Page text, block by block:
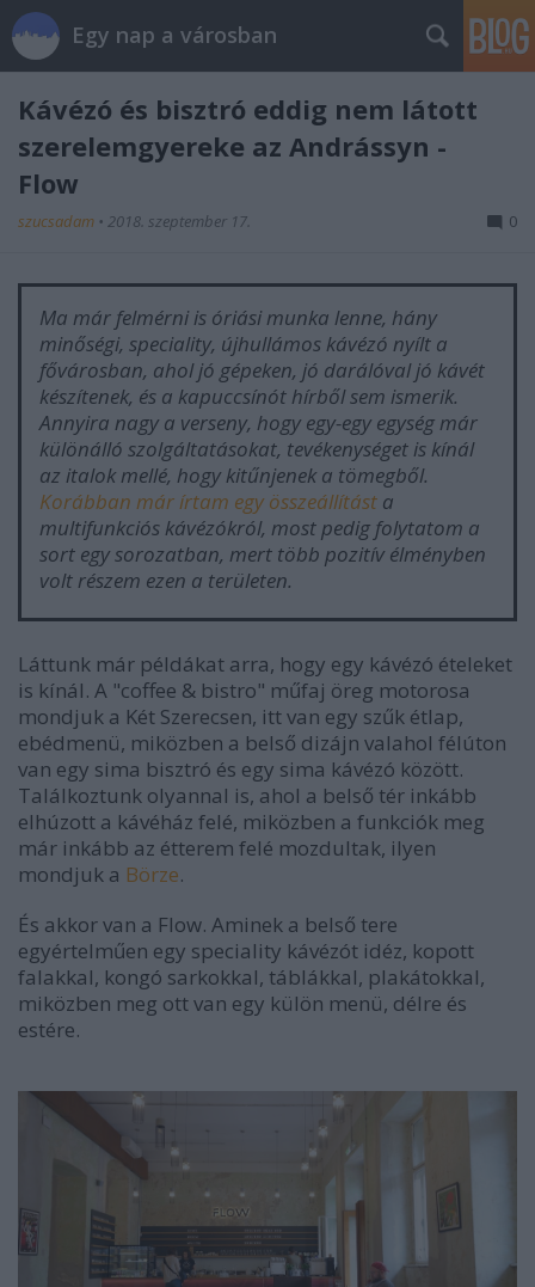
Egy nap a városban
Kávézó és bisztró eddig nem látott
szerelemgyereke az Andrássyn -
Flow
szucsadam • 2018. szeptember 17. 0
Ma már felmérni is óriási munka lenne, hány
minőségi, speciality, újhullámos kávézó nyílt a
fővárosban, ahol jó gépeken, jó darálóval jó kávét
készítenek, és a kapuccsínót hírből sem ismerik.
Annyira nagy a verseny, hogy egy-egy egység már
különálló szolgáltatásokat, tevékenységet is kínál
az italok mellé, hogy kitűnjenek a tömegből.
Korábban már írtam egy összeállítást a
multifunkciós kávézókról, most pedig folytatom a
sort egy sorozatban, mert több pozitív élményben
volt részem ezen a területen.
Láttunk már példákat arra, hogy egy kávézó ételeket
is kínál. A "coffee & bistro" műfaj öreg motorosa
mondjuk a Két Szerecsen, itt van egy szűk étlap,
ebédmenü, miközben a belső dizájn valahol félúton
van egy sima bisztró és egy sima kávézó között.
Találkoztunk olyannal is, ahol a belső tér inkább
elhúzott a kávéház felé, miközben a funkciók meg
már inkább az étterem felé mozdultak, ilyen
mondjuk a Börze.
És akkor van a Flow. Aminek a belső tere
egyértelműen egy speciality kávézót idéz, kopott
falakkal, kongó sarkokkal, táblákkal, plakátokkal,
miközben meg ott van egy külön menü, délre és
estére.